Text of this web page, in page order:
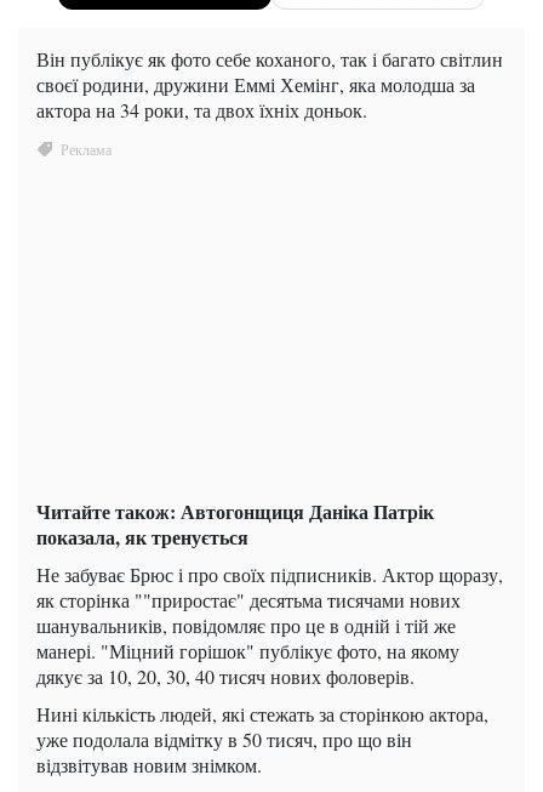
Він публікує як фото себе коханого, так і багато світлин
своєї родини, дружини Еммі Хемінг, яка молодша за
актора на 34 роки, та двох їхніх доньок.
Читайте також: Автогонщиця Даніка Патрік
показала, як тренується
Не забуває Брюс і про своїх підписників. Актор щоразу,
як сторінка ""приростає" десятьма тисячами нових
шанувальників, повідомляє про це в одній і тій же
манері. "Міцний горішок" публікує фото, на якому
дякує за 10, 20, 30, 40 тисяч нових фоловерів.
Нині кількість людей, які стежать за сторінкою актора,
уже подолала відмітку в 50 тисяч, про що він
відзвітував новим знімком.